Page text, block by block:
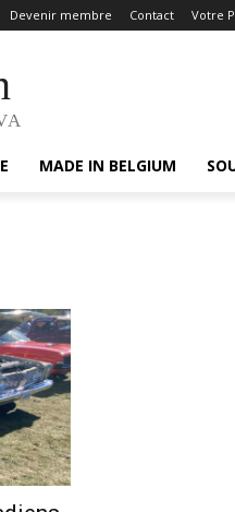
Devenir membre Contact Votre
MADE IN BELGIUM